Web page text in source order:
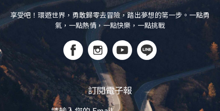
享受吧！環遊世界，勇敢歸零去冒險，踏出夢想的第一步。一點勇
氣，一點熱情，一點快樂，一點挑戰
訂閱電子報